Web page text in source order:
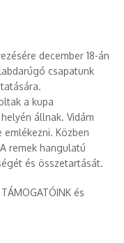
december 18-án
csapatunk
a kupa
állnak. Vidám
Közben
remek hangulatú
és összetartását.
és